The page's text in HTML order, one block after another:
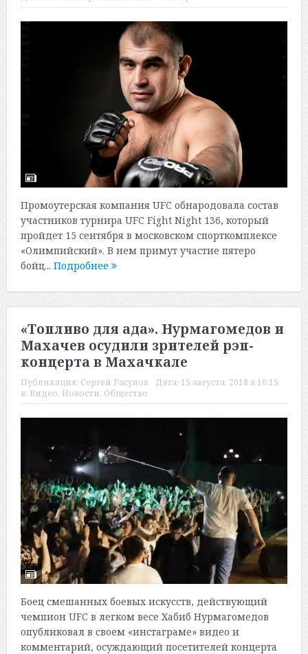
Промоутерская компания UFC обнародовала состав
участников турнира UFC Fight Night 136, который
пройдет 15 сентября в московском спорткомплексе
«Олимпийский». В нем примут участие пятеро
бойц... Подробнее
«Топливо для ада». Нурмагомедов и
Махачев осудили зрителей рэп-
концерта в Махачкале
Публикация: Сергей Расулов Дата: 15 августа, 2018 в 16:15
в: Видео, Новости, Общество
Боец смешанных боевых искусств, действующий
чемпион UFC в легком весе Хабиб Нурмагомедов
опубликовал в своем «инстаграме» видео и
комментарий, осуждающий посетителей концерта